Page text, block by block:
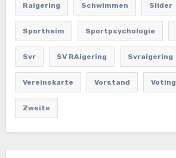
Raigering Schwimmen Slider
Sportheim Sportpsychologie
Svr SV RAigering Svraigering
Vereinskarte Vorstand Voting
Zweite